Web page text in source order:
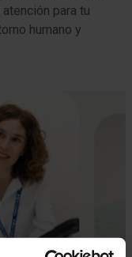
para tu
humano y